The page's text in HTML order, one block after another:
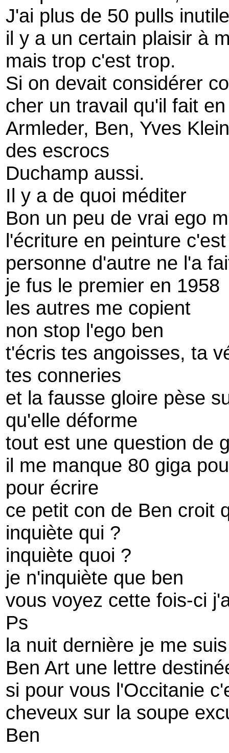
J'ai plus de 50 pulls
il y a un certain plaisir à
mais trop c'est trop.
Si on devait considérer
cher un travail qu'il fait
Armleder, Ben, Yves
des escrocs
Duchamp aussi.
Il y a de quoi méditer
Bon un peu de vrai ego
l'écriture en peinture
personne d'autre ne l'a
je fus le premier en 1958
les autres me copient
non stop l'ego ben
t'écris tes angoisses, ta
tes conneries
et la fausse gloire pèse
qu'elle déforme
tout est une question de
il me manque 80 giga
pour écrire
ce petit con de Ben croit
inquiète qui ?
inquiète quoi ?
je n'inquiète que ben
vous voyez cette fois-ci
Ps
la nuit dernière je me
Ben Art une lettre
si pour vous l'Occitanie
cheveux sur la soupe
Ben